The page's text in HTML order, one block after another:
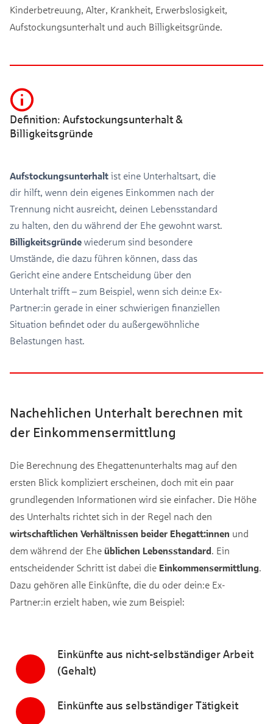
Kinderbetreuung, Alter, Krankheit, Erwerbslosigkeit,
Aufstockungsunterhalt und auch Billigkeitsgründe.
Definition: Aufstockungsunterhalt &
Billigkeitsgründe
Aufstockungsunterhalt ist eine Unterhaltsart, die
dir hilft, wenn dein eigenes Einkommen nach der
Trennung nicht ausreicht, deinen Lebensstandard
zu halten, den du während der Ehe gewohnt warst.
Billigkeitsgründe wiederum sind besondere
Umstände, die dazu führen können, dass das
Gericht eine andere Entscheidung über den
Unterhalt trifft – zum Beispiel, wenn sich dein:e Ex-
Partner:in gerade in einer schwierigen finanziellen
Situation befindet oder du außergewöhnliche
Belastungen hast.
Nachehlichen Unterhalt berechnen mit
der Einkommensermittlung
Die Berechnung des Ehegattenunterhalts mag auf den
ersten Blick kompliziert erscheinen, doch mit ein paar
grundlegenden Informationen wird sie einfacher. Die Höhe
des Unterhalts richtet sich in der Regel nach den
wirtschaftlichen Verhältnissen beider Ehegatt:innen und
dem während der Ehe üblichen Lebensstandard. Ein
entscheidender Schritt ist dabei die Einkommensermittlung.
Dazu gehören alle Einkünfte, die du oder dein:e Ex-
Partner:in erzielt haben, wie zum Beispiel:
Einkünfte aus nicht-selbständiger Arbeit
(Gehalt)
Einkünfte aus selbständiger Tätigkeit